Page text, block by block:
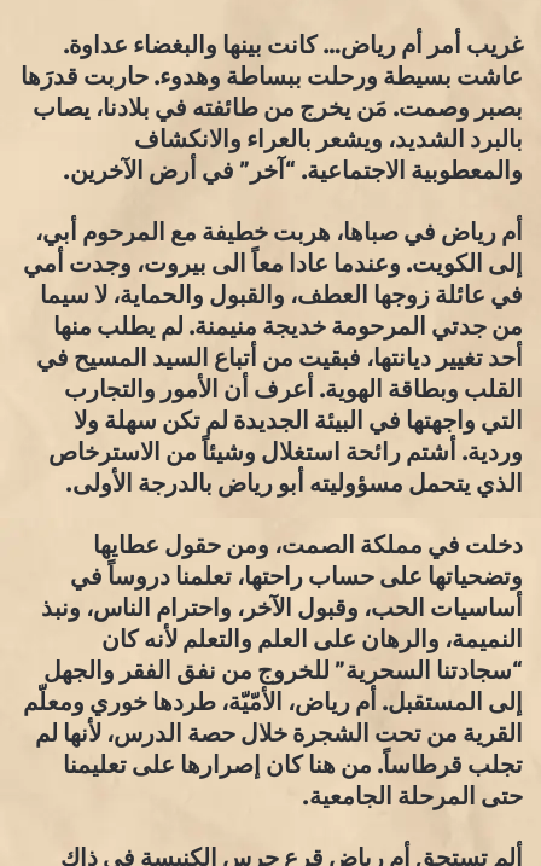
غريب أمر أم رياض… كانت بينها والبغضاء عداوة.
عاشت بسيطة ورحلت ببساطة وهدوء. حاربت قدرَها
بصبر وصمت. مَن يخرج من طائفته في بلادنا، يصاب
بالبرد الشديد، ويشعر بالعراء والانكشاف
والمعطوبية الاجتماعية. “آخر” في أرض الآخرين.
أم رياض في صباها، هربت خطيفة مع المرحوم أبي،
إلى الكويت. وعندما عادا معاً الى بيروت، وجدت أمي
في عائلة زوجها العطف، والقبول والحماية، لا سيما
من جدتي المرحومة خديجة منيمنة. لم يطلب منها
أحد تغيير ديانتها، فبقيت من أتباع السيد المسيح في
القلب وبطاقة الهوية. أعرف أن الأمور والتجارب
التي واجهتها في البيئة الجديدة لم تكن سهلة ولا
وردية. أشتم رائحة استغلال وشيئاً من الاسترخاص
الذي يتحمل مسؤوليته أبو رياض بالدرجة الأولى.
دخلت في مملكة الصمت، ومن حقول عطايها
وتضحياتها على حساب راحتها، تعلمنا دروساً في
أساسيات الحب، وقبول الآخر، واحترام الناس، ونبذ
النميمة، والرهان على العلم والتعلم لأنه كان
“سجادتنا السحرية” للخروج من نفق الفقر والجهل
إلى المستقبل. أم رياض، الأمّيّة، طردها خوري ومعلّم
القرية من تحت الشجرة خلال حصة الدرس، لأنها لم
تجلب قرطاساً. من هنا كان إصرارها على تعليمنا
حتى المرحلة الجامعية.
ألم تستحق أم رياض قرع جرس الكنيسة في ذاك